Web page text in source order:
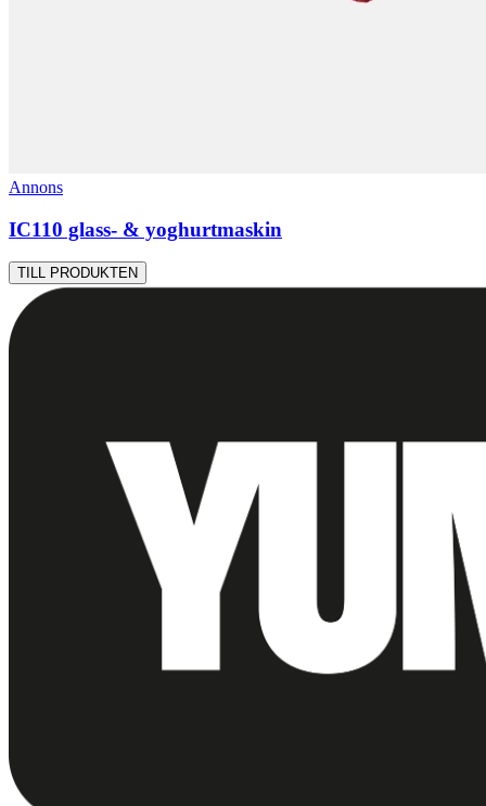
Annons
IC110 glass- & yoghurtmaskin
TILL PRODUKTEN